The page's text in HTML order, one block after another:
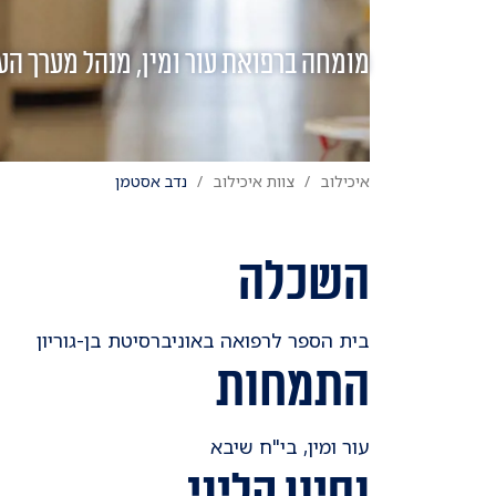
מומחה ברפואת עור ומין, מנהל מערך
איכילוב צוות איכילוב נדב אסטמן
השכלה
​בית הספר לרפואה באוניברסיטת בן-גוריון
התמחות
​עור ומין, בי"ח שיבא